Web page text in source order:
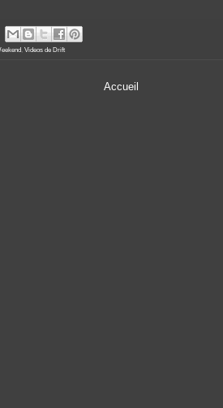
, Videos de Drift
Accueil